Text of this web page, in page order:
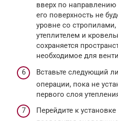
вверх по направлению
его поверхность не
уровне со
утеплителем и
сохраняется
необходимое для
Вставьте следующий
операции, пока не
первого слоя
Перейдите к